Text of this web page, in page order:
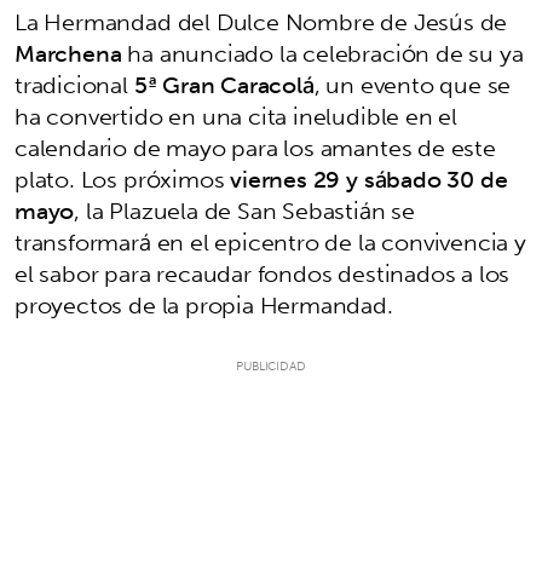
La Hermandad del Dulce Nombre de Jesús de
Marchenaha anunciado la celebración de su ya
tradicional5ª Gran Caracolá, un evento que se
ha convertido en una cita ineludible en el
calendario de mayo para los amantes de este
plato. Los próximosviernes 29 y sábado 30 de
mayo, la Plazuela de San Sebastián se
transformará en el epicentro de la convivencia y
el sabor para recaudar fondos destinados a los
proyectos de la propia Hermandad.